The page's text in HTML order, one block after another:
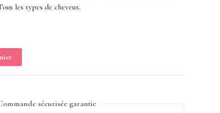
les types de cheveux.
sécurisée garantie